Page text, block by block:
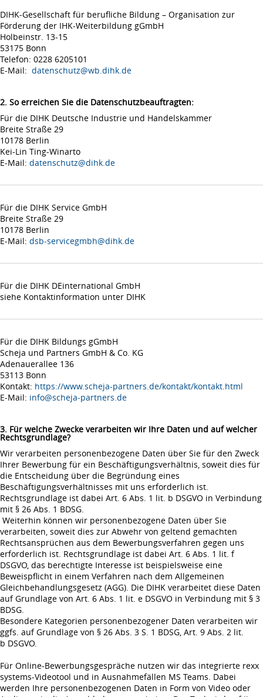
DIHK-Gesellschaft für berufliche Bildung – Organisation zur
Förderung der IHK-Weiterbildung gGmbH
Holbeinstr. 13-15
53175 Bonn
Telefon: 0228 6205101
E-Mail: datenschutz@wb.dihk.de
2. So erreichen Sie die Datenschutzbeauftragten:
Für die DIHK Deutsche Industrie und Handelskammer
Breite Straße 29
10178 Berlin
Kei-Lin Ting-Winarto
E-Mail: datenschutz@dihk.de
Für die DIHK Service GmbH
Breite Straße 29
10178 Berlin
E-Mail: dsb-servicegmbh@dihk.de
Für die DIHK DEinternational GmbH
siehe Kontaktinformation unter DIHK
Für die DIHK Bildungs gGmbH
Scheja und Partners GmbH & Co. KG
Adenauerallee 136
53113 Bonn
Kontakt: https://www.scheja-partners.de/kontakt/kontakt.html
E-Mail: info@scheja-partners.de
3. Für welche Zwecke verarbeiten wir Ihre Daten und auf welcher
Rechtsgrundlage?
Wir verarbeiten personenbezogene Daten über Sie für den Zweck
Ihrer Bewerbung für ein Beschäftigungsverhältnis, soweit dies für
die Entscheidung über die Begründung eines
Beschäftigungsverhältnisses mit uns erforderlich ist.
Rechtsgrundlage ist dabei Art. 6 Abs. 1 lit. b DSGVO in Verbindung
mit § 26 Abs. 1 BDSG.
Weiterhin können wir personenbezogene Daten über Sie
verarbeiten, soweit dies zur Abwehr von geltend gemachten
Rechtsansprüchen aus dem Bewerbungsverfahren gegen uns
erforderlich ist. Rechtsgrundlage ist dabei Art. 6 Abs. 1 lit. f
DSGVO, das berechtigte Interesse ist beispielsweise eine
Beweispflicht in einem Verfahren nach dem Allgemeinen
Gleichbehandlungsgesetz (AGG). Die DIHK verarbeitet diese Daten
auf Grundlage von Art. 6 Abs. 1 lit. e DSGVO in Verbindung mit § 3
BDSG.
Besondere Kategorien personenbezogener Daten verarbeiten wir
ggfs. auf Grundlage von § 26 Abs. 3 S. 1 BDSG, Art. 9 Abs. 2 lit.
b DSGVO.
Für Online-Bewerbungsgespräche nutzen wir das integrierte rexx
systems-Videotool und in Ausnahmefällen MS Teams. Dabei
werden Ihre personenbezogenen Daten in Form von Video oder